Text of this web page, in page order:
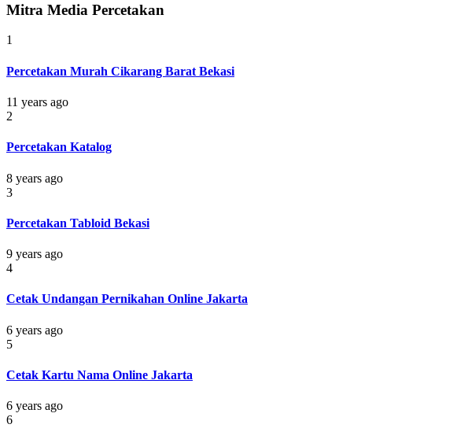
Mitra Media Percetakan
1
Percetakan Murah Cikarang Barat Bekasi
11 years ago
2
Percetakan Katalog
8 years ago
3
Percetakan Tabloid Bekasi
9 years ago
4
Cetak Undangan Pernikahan Online Jakarta
6 years ago
5
Cetak Kartu Nama Online Jakarta
6 years ago
6